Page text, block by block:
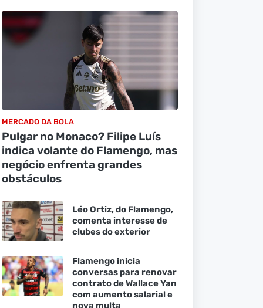
MERCADO DA BOLA
Pulgar no Monaco? Filipe Luís
indica volante do Flamengo, mas
negócio enfrenta grandes
obstáculos
Léo Ortiz, do Flamengo,
comenta interesse de
clubes do exterior
Flamengo inicia
conversas para renovar
contrato de Wallace Yan
com aumento salarial e
nova multa